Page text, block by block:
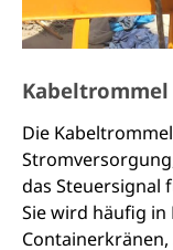
Kabeltrommel
Die
das Steuersignal
Sie wird häufig